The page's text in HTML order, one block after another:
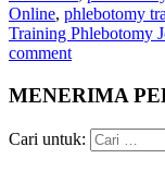
Online, phlebotomy
Training Phlebotomy
comment
MENERIMA
Cari untuk: